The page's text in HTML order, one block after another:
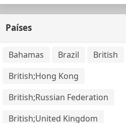
Países
Bahamas Brazil
British
British;Hong Kong
British;Russian Federation
British;United Kingdom